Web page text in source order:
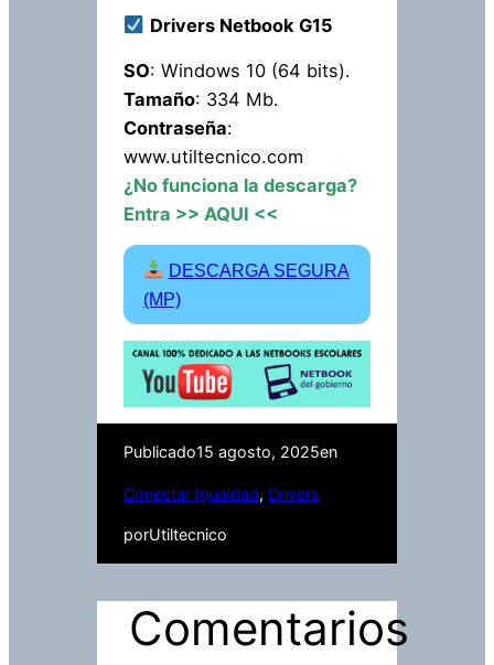
Drivers Netbook G15
SO: Windows 10 (64 bits).
Tamaño: 334 Mb.
Contraseña:
www.utiltecnico.com
¿No funciona la descarga?
Entra >> AQUI <<
DESCARGA SEGURA
(MP)
Publicado15 agosto, 2025en
Conectar Igualdad, Drivers
porUtiltecnico
Comentarios